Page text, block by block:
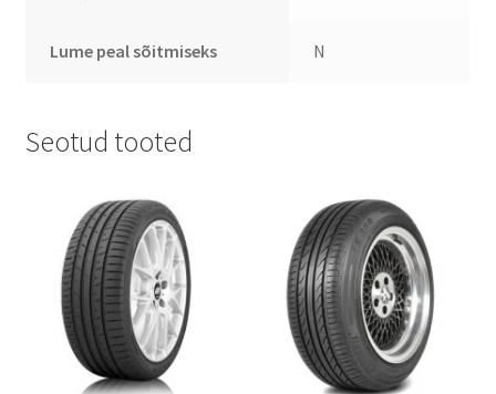
Lume peal sõitmiseks N
Seotud tooted